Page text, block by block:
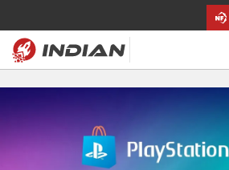
Recenze